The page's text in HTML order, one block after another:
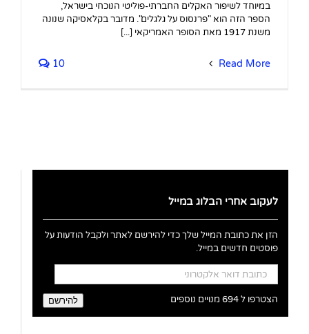
במיוחד לשיפור האקלים החברתי-פוליטי הנוכחי בישראל,
הספר הזה הוא "פרנסוס על גלגלים". מדובר בקלאסיקה שנונה
משנת 1917 מאת הסופר האמריקאי [...]
Read More
10
לעקוב אחרי הבלוג במייל
הזן את כתובת המייל שלך כדי להירשם לאתר ולקבל הודעות על
פוסטים חדשים במייל.
כתובת
דואר
אלקטרוני
להירשם הצטרפו ל 694 מנויים נוספים